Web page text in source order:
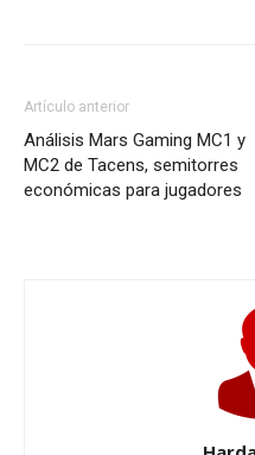
Artículo anterior
Análisis Mars Gaming MC1 y
MC2 de Tacens, semitorres
económicas para jugadores